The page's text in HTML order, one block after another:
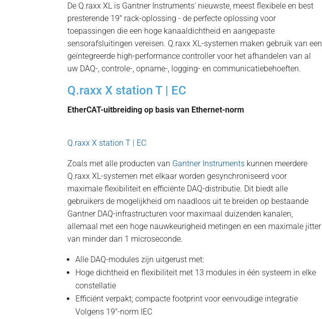
De Q.raxx XL is Gantner Instruments' nieuwste, meest flexibele en best
presterende 19″ rack-oplossing - de perfecte oplossing voor
toepassingen die een hoge kanaaldichtheid en aangepaste
sensorafsluitingen vereisen. Q.raxx XL-systemen maken gebruik van een
geïntegreerde high-performance controller voor het afhandelen van al
uw DAQ-, controle-, opname-, logging- en communicatiebehoeften.
Q.raxx X station T | EC
EtherCAT-uitbreiding op basis van Ethernet-norm
Q.raxx X station T | EC
Zoals met alle producten van Gantner Instruments kunnen meerdere
Q.raxx XL-systemen met elkaar worden gesynchroniseerd voor
maximale flexibiliteit en efficiënte DAQ-distributie. Dit biedt alle
gebruikers de mogelijkheid om naadloos uit te breiden op bestaande
Gantner DAQ-infrastructuren voor maximaal duizenden kanalen,
allemaal met een hoge nauwkeurigheid metingen en een maximale jitter
van minder dan 1 microseconde.
Alle DAQ-modules zijn uitgerust met:
Hoge dichtheid en flexibiliteit met 13 modules in één systeem in elke
constellatie
Efficiënt verpakt; compacte footprint voor eenvoudige integratie
Volgens 19"-norm IEC